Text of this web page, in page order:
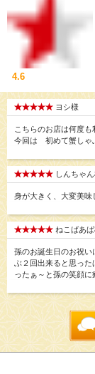
4.6
ヨシ様
こちらのお店は何度も
今回は 初めて蟹しゃ
しんちゃ
身が大きく、大変美味
ねこばあ
孫のお誕生日のお祝い
ぶ２回出来ると思っ
ったぁ～と孫の笑顔に